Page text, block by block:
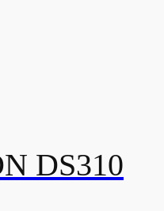
DS310